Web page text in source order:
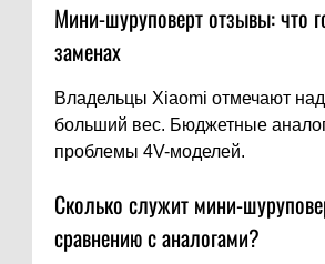
Мини-шуруповерт отзывы: что
заменах
Владельцы Xiaomi отмечают
больший вес. Бюджетные
проблемы 4V-моделей.
Сколько служит мини-
сравнению с аналогами?